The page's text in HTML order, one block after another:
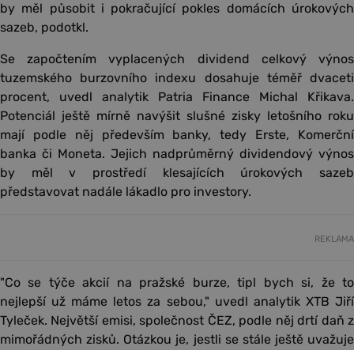
by měl působit i pokračující pokles domácích úrokových
sazeb, podotkl.
Se započtením vyplacených dividend celkový výnos
tuzemského burzovního indexu dosahuje téměř dvaceti
procent, uvedl analytik Patria Finance Michal Křikava.
Potenciál ještě mírně navýšit slušné zisky letošního roku
mají podle něj především banky, tedy Erste, Komerční
banka či Moneta. Jejich nadprůměrný dividendový výnos
by měl v prostředí klesajících úrokových sazeb
představovat nadále lákadlo pro investory.
REKLAMA
"Co se týče akcií na pražské burze, tipl bych si, že to
nejlepší už máme letos za sebou," uvedl analytik XTB Jiří
Tyleček. Největší emisi, společnost ČEZ, podle něj drtí daň z
mimořádných zisků. Otázkou je, jestli se stále ještě uvažuje